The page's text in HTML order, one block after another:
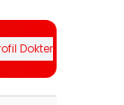
Dokter